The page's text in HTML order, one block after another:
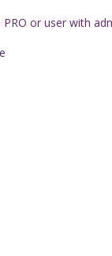
or user with